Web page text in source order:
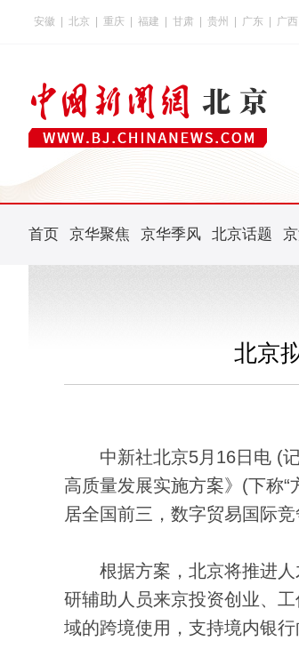
安徽 北京 重庆 福建 甘肃 贵州 广东 广西
首页 京华聚焦 京华季风 北京话题
北京
中新社北京5月16日电 (记
高质量发展实施方案》(下称
居全国前三，数字贸易国际
根据方案，北京将推进人
研辅助人员来京投资创业、
域的跨境使用，支持境内银